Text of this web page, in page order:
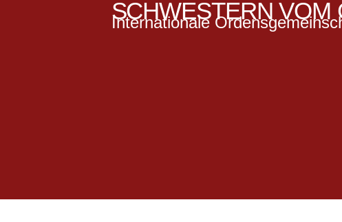
SCHWESTERN VOM
Internationale